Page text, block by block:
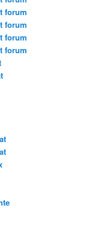
forum
forum
forum
forum